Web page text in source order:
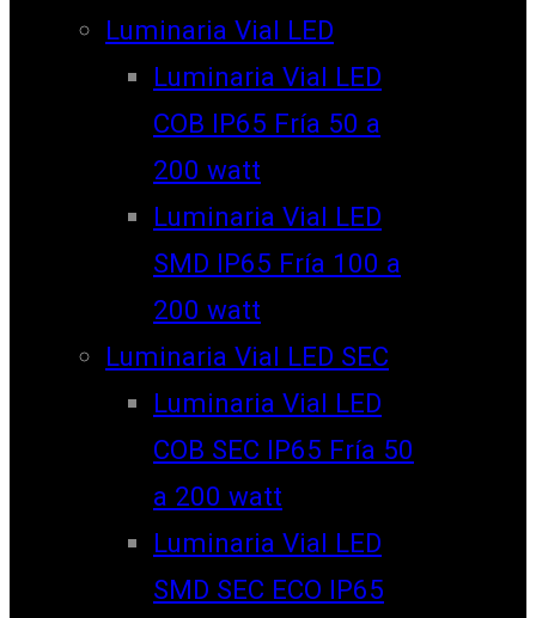
Luminaria Vial LED
Luminaria Vial LED
COB IP65 Fría 50 a
200 watt
Luminaria Vial LED
SMD IP65 Fría 100 a
200 watt
Luminaria Vial LED SEC
Luminaria Vial LED
COB SEC IP65 Fría 50
a 200 watt
Luminaria Vial LED
SMD SEC ECO IP65